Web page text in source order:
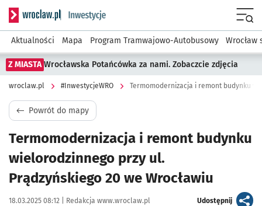
Serwis informacyjny wroclaw.pl podserwis:
Aktualności Mapa Program Tramwajowo-Autobusowy Wrocław
Z MIASTA Wrocławska Potańcówka za nami. Zobaczcie zdjęcia
wroclaw.pl #InwestycjeWRO
Powrót do mapy
Termomodernizacja i remont budynku
wielorodzinnego przy ul.
Prądzyńskiego 20 we Wrocławiu
Data publikacji:
18.03.2025 08:12 | Autor:
Redakcja www.wroclaw.pl Udostępnijartykuł